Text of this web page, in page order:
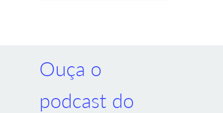
Ouça o
podcast do